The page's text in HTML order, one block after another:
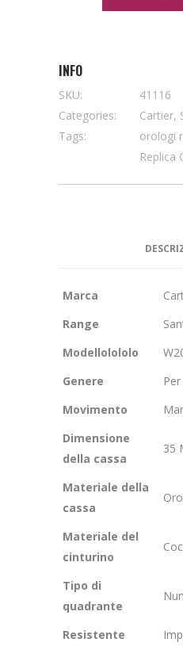
INFO
SKU:
41116
Categories:
Cartier,
Tags:
orologi
Replica
Marca
Range
Modellolololo
Genere
Movimento
Dimensione
della cassa
35
Materiale della
cassa
Materiale del
cinturino
Tipo di
quadrante
Resistente